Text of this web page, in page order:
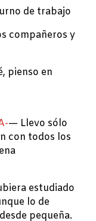
de trabajo
compañeros y
pienso en
— Llevo sólo
con todos los
estudiado
lo de
pequeña.